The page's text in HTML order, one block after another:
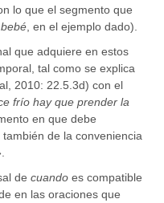
lo que el segmento que
, en el ejemplo dado).
que adquiere en estos
tal como se explica
2010: 22.5.3d) con el
frío hay que prender la
en que debe
de la conveniencia
decuando es compatible
en las oraciones que